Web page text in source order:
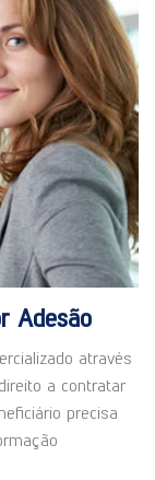
Adesão
através
a contratar
precisa